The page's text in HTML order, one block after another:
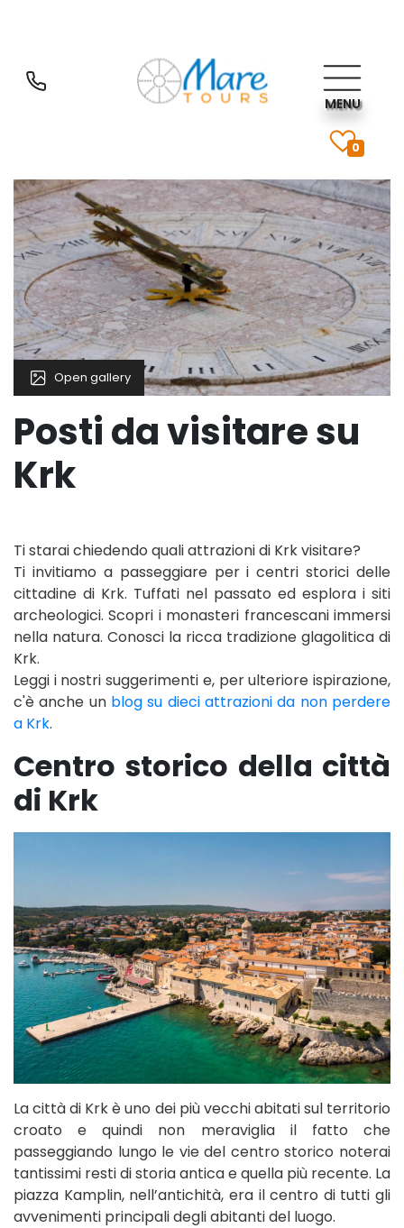
0
MENU
Open gallery
Posti da visitare su
Krk
Ti starai chiedendo quali attrazioni di Krk visitare?
Ti invitiamo a passeggiare per i centri storici delle
cittadine di Krk. Tuffati nel passato ed esplora i siti
archeologici. Scopri i monasteri francescani immersi
nella natura. Conosci la ricca tradizione glagolitica di
Krk.
Leggi i nostri suggerimenti e, per ulteriore ispirazione,
c'è anche un blog su dieci attrazioni da non perdere
a Krk.
Centro storico della città
di Krk
La città di Krk è uno dei più vecchi abitati sul territorio
croato e quindi non meraviglia il fatto che
passeggiando lungo le vie del centro storico noterai
tantissimi resti di storia antica e quella più recente. La
piazza Kamplin, nell’antichità, era il centro di tutti gli
avvenimenti principali degli abitanti del luogo.